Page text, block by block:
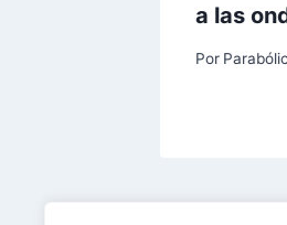
a las
Por